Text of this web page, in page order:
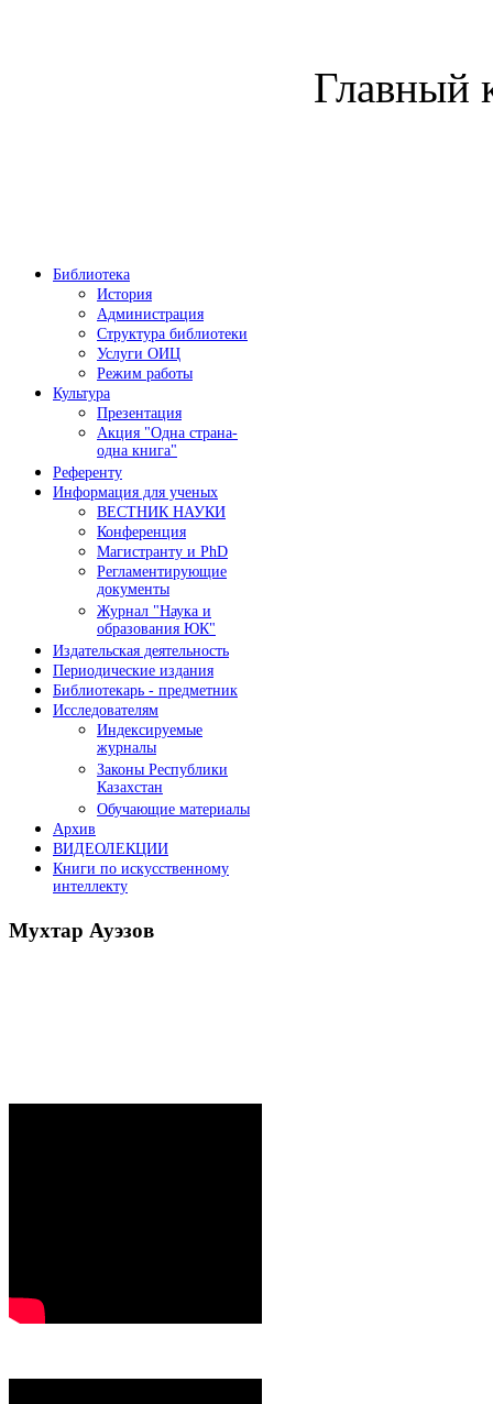
Главный
Библиотека
История
Администрация
Структура библиотеки
Услуги ОИЦ
Режим работы
Культура
Презентация
Акция "Одна страна-
одна книга"
Референту
Информация для ученых
ВЕСТНИК НАУКИ
Конференция
Магистранту и PhD
Регламентирующие
документы
Журнал "Наука и
образования ЮК"
Издательская деятельность
Периодические издания
Библиотекарь - предметник
Исследователям
Индексируемые
журналы
Законы Республики
Казахстан
Обучающие материалы
Архив
ВИДЕОЛЕКЦИИ
Книги по искусственному
интеллекту
Мухтар Ауэзов